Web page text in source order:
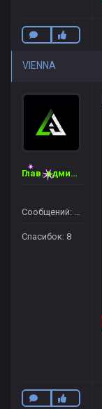
VIENNA
Глав. администратор
Сообщений: 46
Спасибок: 8